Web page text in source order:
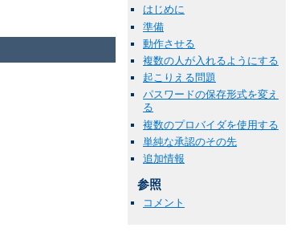
はじめに
準備
動作させる
複数の人が入れるようにする
起こりえる問題
パスワードの保存形式を変え
る
複数のプロバイダを使用する
単純な承認のその先
追加情報
参照
コメント